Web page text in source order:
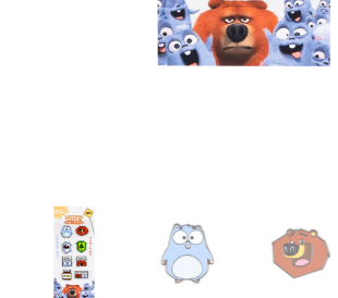
de
la
galerie